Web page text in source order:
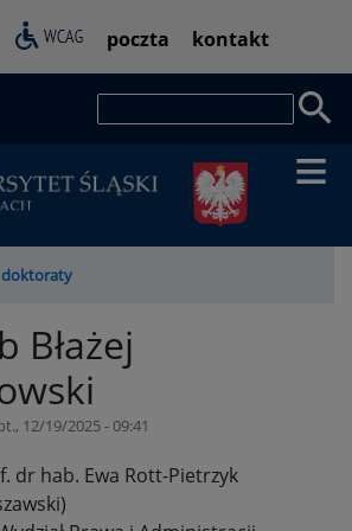
Pasek
dostępności
poczta kontakt
doktoraty
Błażej
12/19/2025 - 09:41
dr hab. Ewa Rott-Pietrzyk